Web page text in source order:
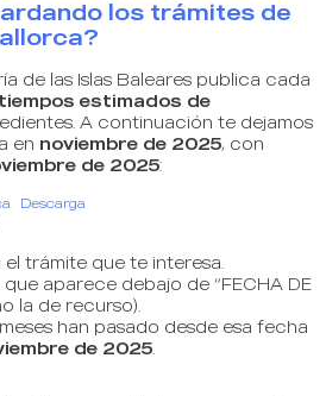
los trámites de
de las Islas Baleares publica cada
tiempos estimados de
A continuación te dejamos
en noviembre de 2025, con
de 2025:
Descarga
trámite que te interesa.
aparece debajo de “FECHA DE
la de recurso).
han pasado desde esa fecha
de 2025.